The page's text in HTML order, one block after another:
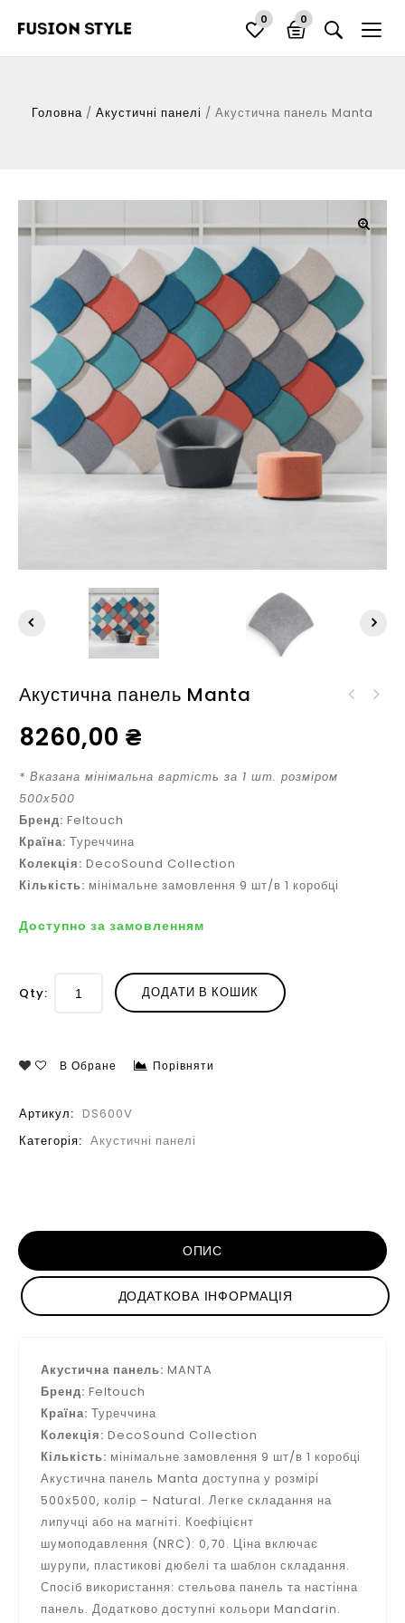
0 0
Головна / Акустичні панелі / Акустична панель Manta
Акустична панель Manta
8260,00 ₴
* Вказана мінімальна вартість за 1 шт. розміром
500х500
Бренд: Feltouch
Країна: Туреччина
Колекція: DecoSound Collection
Кількість: мінімальне замовлення 9 шт/в 1 коробці
Доступно за замовленням
Qty: ДОДАТИ В КОШИК
В Обране Порівняти
Артикул: DS600V
Категорія: Акустичні панелі
ОПИС
ДОДАТКОВА ІНФОРМАЦІЯ
Акустична панель: MANTA
Бренд: Feltouch
Країна: Туреччина
Колекція: DecoSound Collection
Кількість: мінімальне замовлення 9 шт/в 1 коробці
Акустична панель Manta доступна у розмірі
500х500, колір – Natural. Легке складання на
липучці або на магніті. Коефіцієнт
шумоподавлення (NRC): 0,70. Ціна включає
шурупи, пластикові дюбелі та шаблон складання.
Спосіб використання: стельова панель та настінна
панель. Додатково доступні кольори Mandarin.